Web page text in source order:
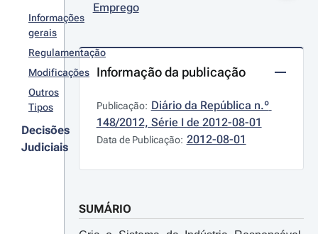
Informações
gerais
Regulamentação
Modificações
Outros
Tipos
Decisões
Judiciais
Emprego
Informação da publicação
Publicação: Diário da República n.º
148/2012, Série I de 2012-08-01
Data de Publicação: 2012-08-01
SUMÁRIO